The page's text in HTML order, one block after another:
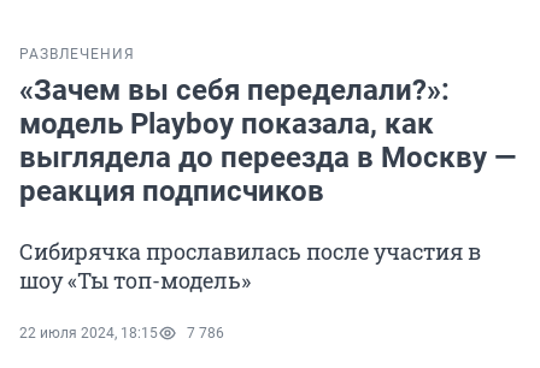
РАЗВЛЕЧЕНИЯ
«Зачем вы себя переделали?»:
модель Playboy показала, как
выглядела до переезда в Москву —
реакция подписчиков
Сибирячка прославилась после участия в
шоу «Ты топ-модель»
22 июля 2024, 18:15 7 786